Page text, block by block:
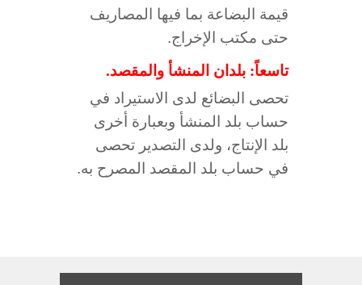
قيمة البضاعة بما فيها المصاريف
حتى مكتب الإخراج.
تاسعاً: بلدان المنشأ والمقصد.
تحصى البضائع لدى الاستيراد في
حساب بلد المنشأ وبعبارة أخرى
بلد الإنتاج، ولدى التصدير تحصى
في حساب بلد المقصد المصرح به.